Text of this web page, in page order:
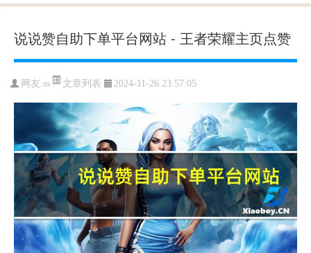
说说赞自助下单平台网站 - 王者荣耀主页点赞
网友:ss 文章列表 2024-11-26 23:57:05